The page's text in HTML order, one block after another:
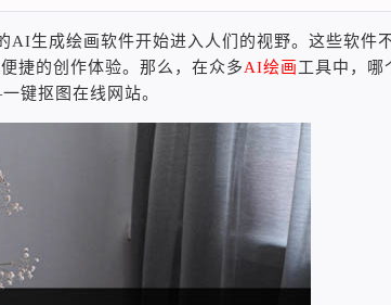
生成绘画软件开始进入人们的视野。这些软件
捷的创作体验。那么，在众多AI绘画工具中，哪
键抠图在线网站。